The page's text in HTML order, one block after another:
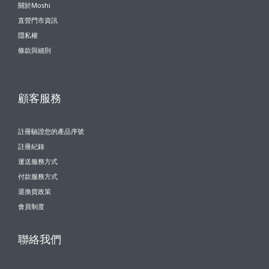
關於Moshi
直營門市資訊
隱私權
條款與細則
顧客服務
註冊驗證您的產品序號
註冊紀錄
運送服務方式
付款服務方式
退換貨政策
會員制度
聯絡我們